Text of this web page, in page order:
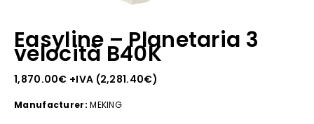
Easyline – Planetaria 3
velocità B40K
1,870.00€ +IVA (2,281.40€)
Manufacturer: MEKING